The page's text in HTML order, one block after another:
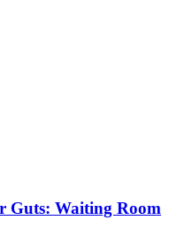
Guts: Waiting Room